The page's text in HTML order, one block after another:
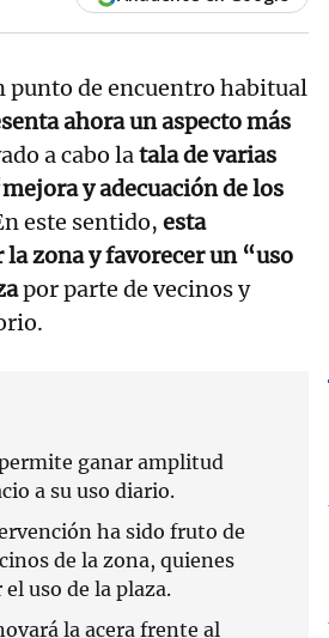
punto de encuentro habitual
ahora un aspecto más
a cabo latala de varias
y adecuación de los
este sentido, esta
zona y favorecer un “uso
por parte de vecinos y
ganar amplitud
a su uso diario.
ha sido fruto de
de la zona, quienes
uso de la plaza.
la acera frente al